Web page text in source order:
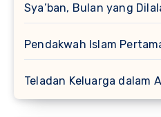
Sya’ban, Bulan yang
Pendakwah Islam
Teladan Keluarga dalam